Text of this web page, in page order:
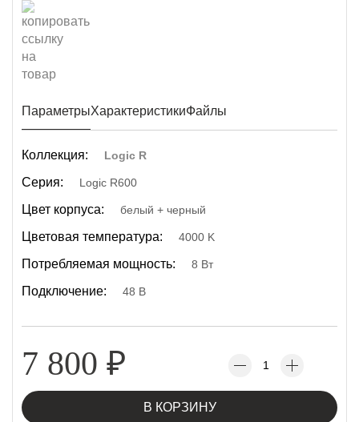
ПараметрыХарактеристикиФайлы
Коллекция: Logic R
Серия: Logic R600
Цвет корпуса: белый + черный
Цветовая температура: 4000 K
Потребляемая мощность: 8 Вт
Подключение: 48 В
7 800 ₽
В КОРЗИНУ